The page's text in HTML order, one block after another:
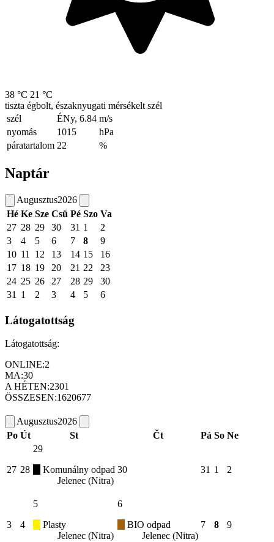
38 °C 21 °C
tiszta égbolt, északnyugati mérsékelt szél
szél
ÉNy, 6.84 m/s
nyomás
1015
hPa
páratartalom 22 %
Naptár
Augusztus2026
Hé Ke Sze Csü Pé Szo Va
27 28 29 30 31 1
2
3
4 5 6 7 8
9
10 11 12 13 14 15
16
17 18 19 20 21 22
23
24 25 26 27 28 29
30
31
1 2 3 4 5 6
Látogatottság
Látogatottság:
ONLINE:2
MA:30
A HÉTEN:2301
ÖSSZESEN:1620677
Augusztus2026
Po Út St Čt Pá So Ne
27 28
29
Komunálny odpad
Jelenec (Nitra)
30 31 1 2
3 4
5
Plasty
Jelenec (Nitra)
6
BIO odpad
Jelenec (Nitra)
7 8 9